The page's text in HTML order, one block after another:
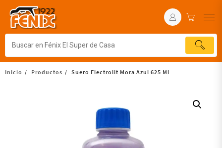
Inicio Productos Suero Electrolit Mora Azul 625 Ml